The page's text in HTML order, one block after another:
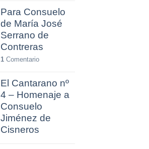
Para Consuelo
de María José
Serrano de
Contreras
1Comentario
El Cantarano nº
4 – Homenaje a
Consuelo
Jiménez de
Cisneros